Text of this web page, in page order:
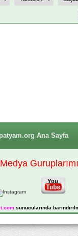
Ana Sayfa
.comsunucularında